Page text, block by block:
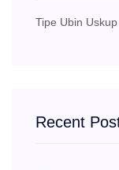
Tipe Ubin
Recent